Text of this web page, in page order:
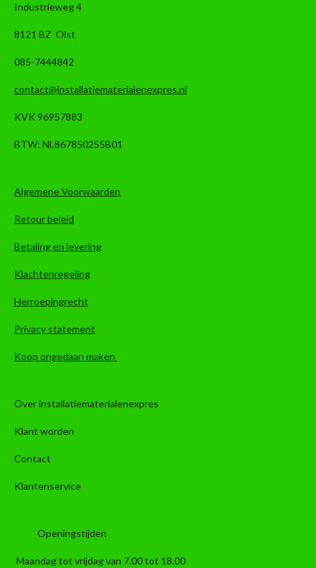
Industrieweg 4
8121 BZ Olst
085-7444842
contact@installatiematerialenexpres.nl
KVK 96957883
BTW: NL867850255B01
Algemene Voorwaarden
Retour beleid
Betaling en levering
Klachtenregeling
Herroepingrecht
Privacy statement
Koop ongedaan maken
Over installatiematerialenexpres
Klant worden
Contact
Klantenservice
Openingstijden
Maandag tot vrijdag van 7.00 tot 18.00